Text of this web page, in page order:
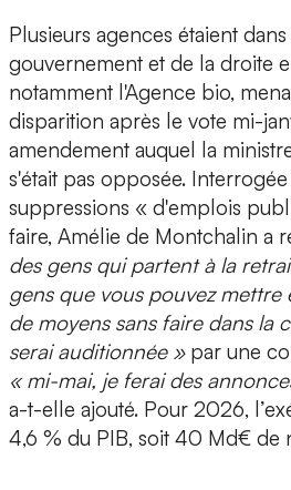
Plusieurs agences étaient
gouvernement et de la droite
notamment l'Agence bio,
disparition après le vote mi-
amendement auquel la
s'était pas opposée.
suppressions « d'emplois
faire, Amélie de Montchalin a
des gens qui partent à la
gens que vous pouvez mettre
de moyens sans faire dans la
serai auditionnée » par une
« mi-mai, je ferai des
a-t-elle ajouté. Pour 2026,
4,6 % du PIB, soit 40 Md€ de